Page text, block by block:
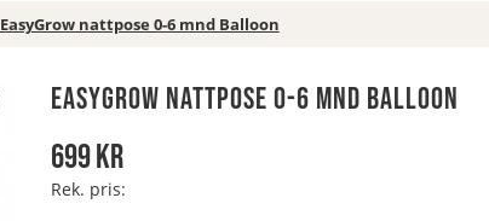
EasyGrow nattpose 0-6 mnd Balloon
EasyGrow nattpose 0-6 mnd Balloon
699kr
Rek. pris: